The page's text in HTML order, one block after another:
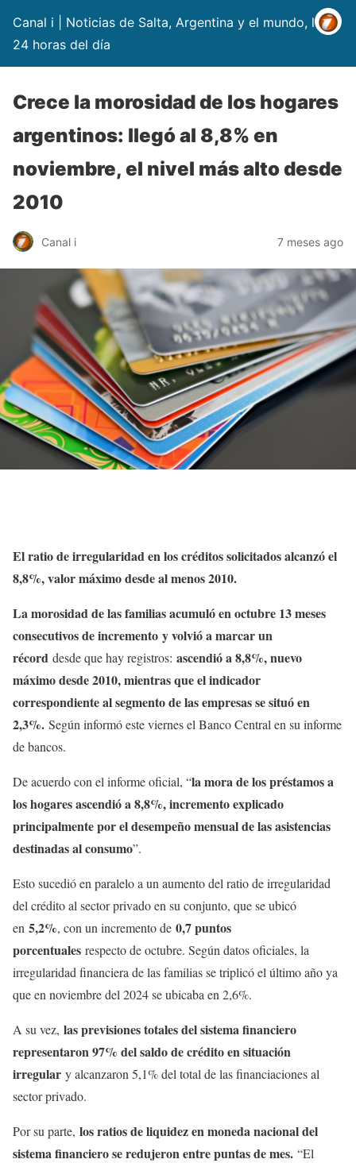
Canal i | Noticias de Salta, Argentina y el mundo, las
24 horas del día
Crece la morosidad de los hogares
argentinos: llegó al 8,8% en
noviembre, el nivel más alto desde
2010
Canal i 7 meses ago
El ratio de irregularidad en los créditos solicitados alcanzó el
8,8%, valor máximo desde al menos 2010.
La morosidad de las familias acumuló en octubre 13 meses
consecutivos de incremento y volvió a marcar un
récord desde que hay registros: ascendió a 8,8%, nuevo
máximo desde 2010, mientras que el indicador
correspondiente al segmento de las empresas se situó en
2,3%. Según informó este viernes el Banco Central en su informe
de bancos.
De acuerdo con el informe oficial, “la mora de los préstamos a
los hogares ascendió a 8,8%, incremento explicado
principalmente por el desempeño mensual de las asistencias
destinadas al consumo”.
Esto sucedió en paralelo a un aumento del ratio de irregularidad
del crédito al sector privado en su conjunto, que se ubicó
en 5,2%, con un incremento de 0,7 puntos
porcentuales respecto de octubre. Según datos oficiales, la
irregularidad financiera de las familias se triplicó el último año ya
que en noviembre del 2024 se ubicaba en 2,6%.
A su vez, las previsiones totales del sistema financiero
representaron 97% del saldo de crédito en situación
irregular y alcanzaron 5,1% del total de las financiaciones al
sector privado.
Por su parte, los ratios de liquidez en moneda nacional del
sistema financiero se redujeron entre puntas de mes. “El